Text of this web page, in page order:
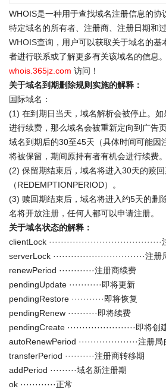
WHOIS是一种用于查找域名注册信息的协
特定域名的所有者、注册商、注册日期和
WHOIS查询 ，用户可以获取关于域名的
者进行联系或了解更多有关该域名的信息
whois.365jz.com 访问！
关于域名到期删除规则实施的解释：
国际域名：
(1) 在到期日当天，域名解析会被停止。
进行续费，那么域名会被重新定向到广告
域名到期后的30至45天（具体时间可能因
将被保留，期间原持有者有机会进行续费。
(2) 保留期结束后，域名将进入30天的赎回
（REDEMPTIONPERIOD）。
(3) 赎回期结束后，域名将进入约5天的删
名将开放注册，任何人都可以申请注册。
关于域名状态的解释：
clientLock
serverLock ·······························注
renewPeriod ············注册商续费
pendingUpdate ···········即将更新
pendingRestore ···········即将恢复
pendingRenew ··········即将续费
pendingCreate ·······················即将创
autoRenewPeriod ····················注册
transferPeriod ··········注册商转移期
addPeriod ·········域名新注册期
ok ············正常